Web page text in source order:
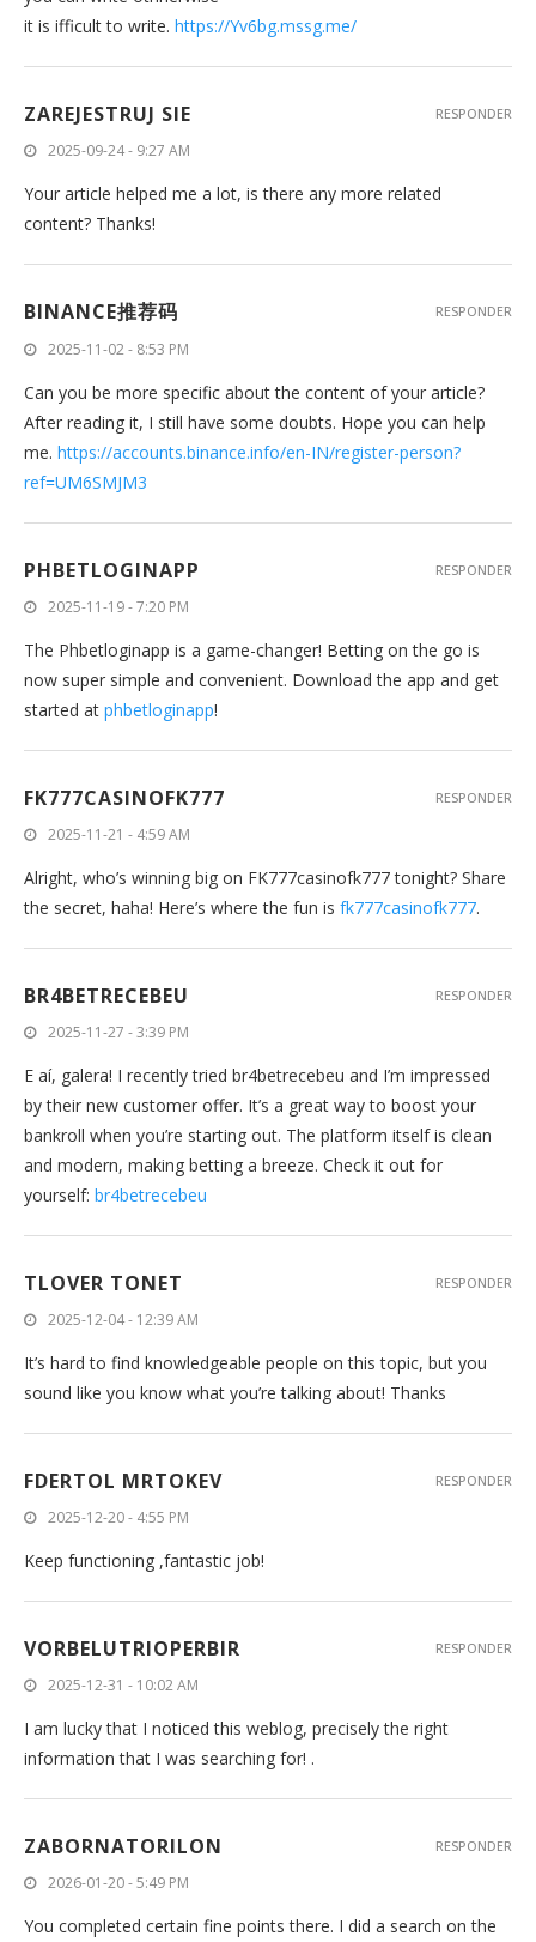
it is ifficult to write. https://Yv6bg.mssg.me/
ZAREJESTRUJ SIE
2025-09-24 - 9:27 AM
Your article helped me a lot, is there any more related
content? Thanks!
RESPONDER
BINANCE推荐码
2025-11-02 - 8:53 PM
Can you be more specific about the content of your article?
After reading it, I still have some doubts. Hope you can help
me. https://accounts.binance.info/en-IN/register-person?
ref=UM6SMJM3
RESPONDER
PHBETLOGINAPP
2025-11-19 - 7:20 PM
The Phbetloginapp is a game-changer! Betting on the go is
now super simple and convenient. Download the app and get
started at phbetloginapp!
RESPONDER
FK777CASINOFK777
2025-11-21 - 4:59 AM
Alright, who’s winning big on FK777casinofk777 tonight? Share
the secret, haha! Here’s where the fun is fk777casinofk777.
RESPONDER
BR4BETRECEBEU
2025-11-27 - 3:39 PM
E aí, galera! I recently tried br4betrecebeu and I’m impressed
by their new customer offer. It’s a great way to boost your
bankroll when you’re starting out. The platform itself is clean
and modern, making betting a breeze. Check it out for
yourself: br4betrecebeu
RESPONDER
TLOVER TONET
2025-12-04 - 12:39 AM
It’s hard to find knowledgeable people on this topic, but you
sound like you know what you’re talking about! Thanks
RESPONDER
FDERTOL MRTOKEV
2025-12-20 - 4:55 PM
Keep functioning ,fantastic job!
RESPONDER
VORBELUTRIOPERBIR
2025-12-31 - 10:02 AM
I am lucky that I noticed this weblog, precisely the right
information that I was searching for! .
RESPONDER
ZABORNATORILON
2026-01-20 - 5:49 PM
You completed certain fine points there. I did a search on the
RESPONDER